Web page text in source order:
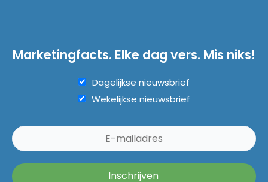
Marketingfacts. Elke dag vers. Mis niks!
Dagelijkse nieuwsbrief
Wekelijkse nieuwsbrief